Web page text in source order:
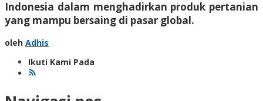
Indonesia dalam menghadirkan produk pertanian
yang mampu bersaing di pasar global.
oleh Adhis
Ikuti Kami Pada